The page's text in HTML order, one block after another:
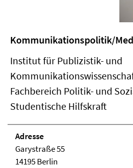
Kommunikationspolitik/
Institut für Publizistik- und
Fachbereich Politik- und
Studentische Hilfskraft
Adresse
Garystraße 55
14195 Berlin